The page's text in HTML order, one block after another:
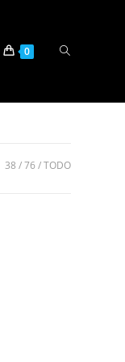
0
38 76 TODO